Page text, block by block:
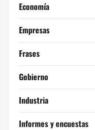
Economía
Empresas
Frases
Gobierno
Industria
Informes y encuestas